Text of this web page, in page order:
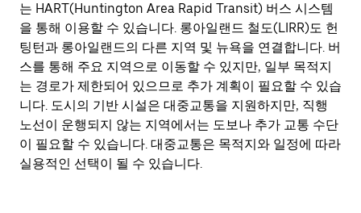
는 HART(Huntington Area Rapid Transit) 버스 시스템
을 통해 이용할 수 있습니다. 롱아일랜드 철도(LIRR)도 헌
팅턴과 롱아일랜드의 다른 지역 및 뉴욕을 연결합니다. 버
스를 통해 주요 지역으로 이동할 수 있지만, 일부 목적지
는 경로가 제한되어 있으므로 추가 계획이 필요할 수 있습
니다. 도시의 기반 시설은 대중교통을 지원하지만, 직행
노선이 운행되지 않는 지역에서는 도보나 추가 교통 수단
이 필요할 수 있습니다. 대중교통은 목적지와 일정에 따라
실용적인 선택이 될 수 있습니다.